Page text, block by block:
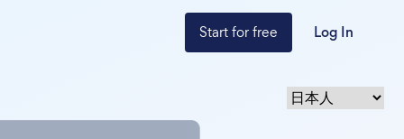
Start for free Log In